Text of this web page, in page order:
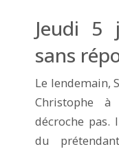
Jeudi 5
sans
Le lendemain,
Christophe
décroche pas.
du